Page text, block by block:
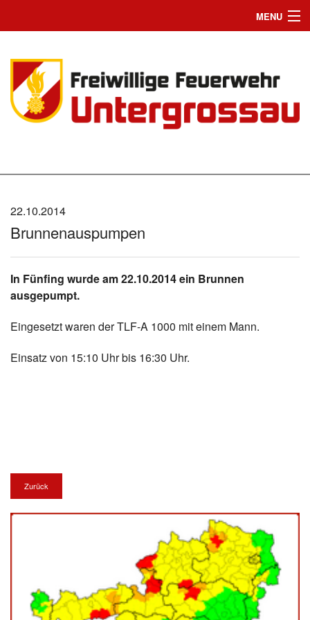
MENU
Einsätze
News
Wir suchen Dich
Fahrzeuge
Bilder
Termine
Kontakt
22.10.2014
Brunnenauspumpen
In Fünfing wurde am 22.10.2014 ein Brunnen
ausgepumpt.
Eingesetzt waren der TLF-A 1000 mit einem Mann.
Einsatz von 15:10 Uhr bis 16:30 Uhr.
Zurück